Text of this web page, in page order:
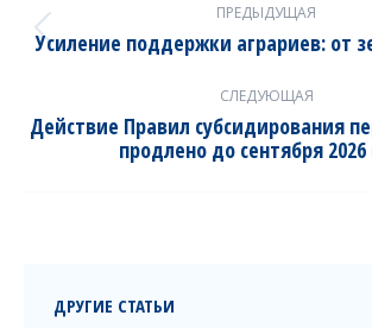
navigation
ПРЕДЫДУЩАЯ
Previous
Усиление поддержки аграриев: от
СЛЕДУЮЩАЯ
Next
post:
Действие Правил субсидирования
продлено до сентября 2026
ДРУГИЕ СТАТЬИ